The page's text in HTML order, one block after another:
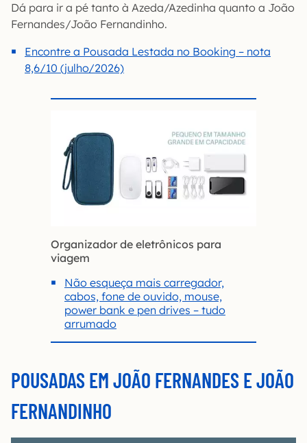
Dá para ir a pé tanto à Azeda/Azedinha quanto a João
Fernandes/João Fernandinho.
Encontre a Pousada Lestada no Booking – nota
8,6/10 (julho/2026)
Organizador de eletrônicos para
viagem
Não esqueça mais carregador,
cabos, fone de ouvido, mouse,
power bank e pen drives – tudo
arrumado
POUSADAS EM JOÃO FERNANDES E JOÃO
FERNANDINHO